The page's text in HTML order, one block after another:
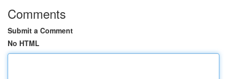
Comments
Submit a Comment
No HTML